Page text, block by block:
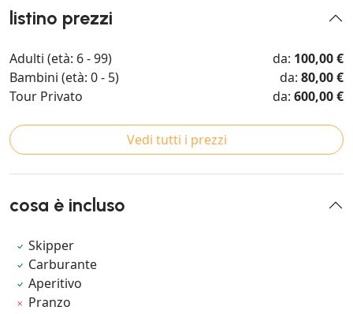
listino prezzi
Adulti (età: 6 - 99) da: 100,00 €
Bambini (età: 0 - 5)
da: 80,00 €
Tour Privato
da: 600,00 €
Vedi tutti i prezzi
cosa è incluso
Skipper
Carburante
Aperitivo
Pranzo